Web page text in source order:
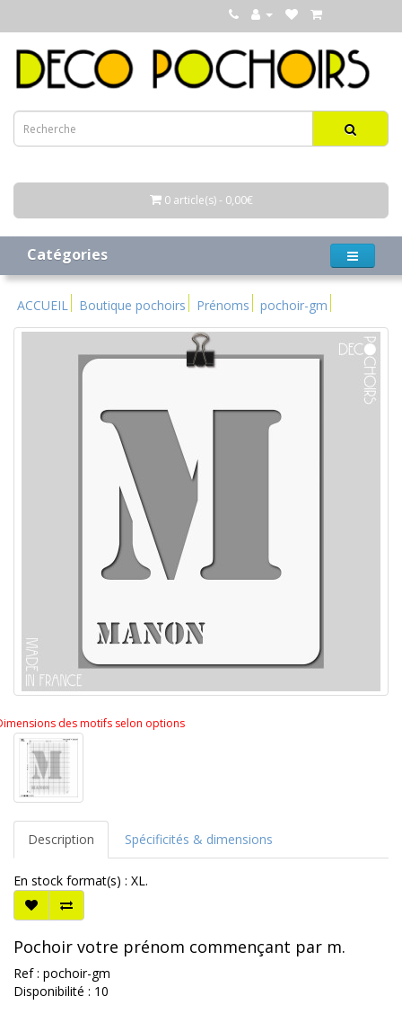
0 article(s) - 0,00€
Catégories
ACCUEIL Boutique pochoirs Prénoms pochoir-gm
des motifs selon options
Description Spécificités & dimensions
En stock format(s) : XL.
Pochoir votre prénom commençant par m.
Ref : pochoir-gm
Disponibilité : 10